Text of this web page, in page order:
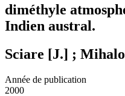
diméthyle
Indien austral.
Sciare [J.] ;
Année de publication
2000